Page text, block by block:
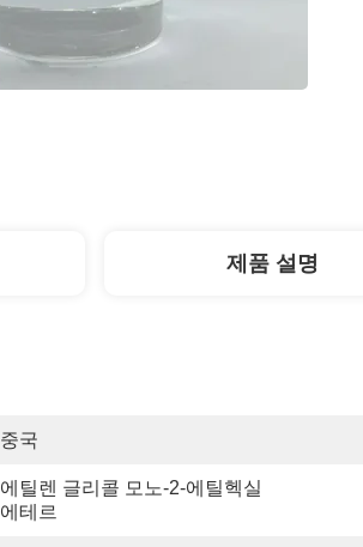
제품 설명
중국
에틸렌 글리콜 모노-2-에틸헥실
에테르